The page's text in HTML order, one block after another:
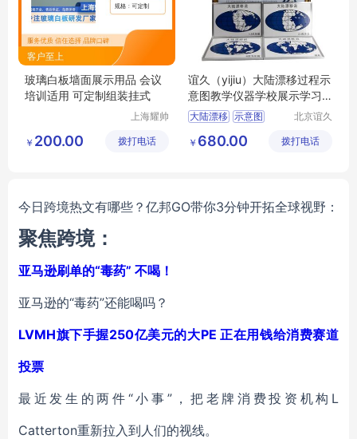
玻璃白板墙面展示用品 会议
培训适用 可定制组装挂式
上海耀帅
有限公司
￥ 200.00 拨打电话
谊久（yijiu）大陆漂移过程示
意图教学仪器学校展示学习
用品
大陆漂移 示意图
学习用品
北京谊久
公司
￥ 680.00 拨打电话
今日跨境热文有哪些？亿邦GO带你3分钟开拓全球视野：
聚焦跨境：
亚马逊刷单的“毒药” 不喝！
亚马逊的“毒药”还能喝吗？
LVMH旗下手握250亿美元的大PE 正在用钱给消费赛道
投票
最近发生的两件“小事”，把老牌消费投资机构L
Catterton重新拉入到人们的视线。